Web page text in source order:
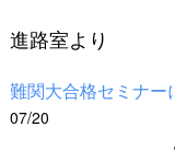
委員会webサイト 高
するページはこちら
進路室より
07/20